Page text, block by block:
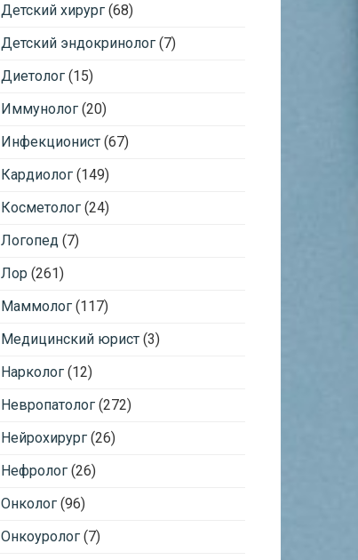
Детский хирург (68)
Детский эндокринолог (7)
Диетолог (15)
Иммунолог (20)
Инфекционист (67)
Кардиолог (149)
Косметолог (24)
Логопед (7)
Лор (261)
Маммолог (117)
Медицинский юрист (3)
Нарколог (12)
Невропатолог (272)
Нейрохирург (26)
Нефролог (26)
Онколог (96)
Онкоуролог (7)